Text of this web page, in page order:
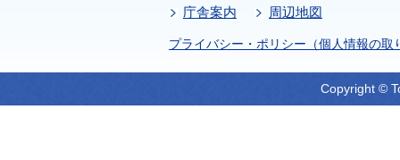
庁舎案内
周辺地図
プライバシー・ポリシー（個人情報の取
Copyright ©